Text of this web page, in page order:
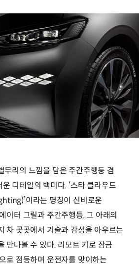
무리의 느낌을 담은 주간주행등 겸
디테일의 백미다. ‘스타 클라우드
이라는 명칭이 신비로운
이터 그릴과 주간주행등, 그 아래의
차 곳곳에서 기술과 감성을 아우르는
만나볼 수 있다. 리모트 키로 잠금
로 점등하며 운전자를 맞이하는